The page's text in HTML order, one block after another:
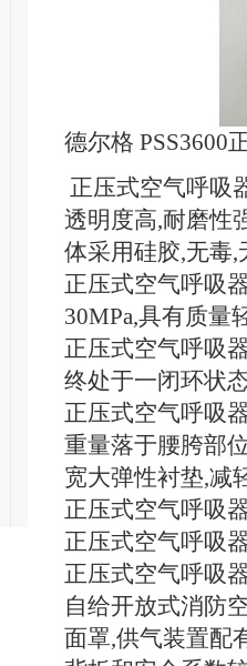
德尔格 PSS3600
正压式空气呼吸
透明度高,耐磨性
体采用硅胶,无毒
正压式空气呼吸
30MPa,具有质量
正压式空气呼吸
终处于一闭环状
正压式空气呼吸
重量落于腰胯部
宽大弹性衬垫,减
正压式空气呼吸
正压式空气呼吸
正压式空气呼吸
自给开放式消防
面罩,供气装置配